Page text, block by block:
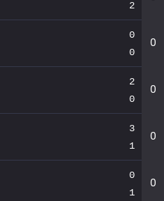
2
0
0
0
2
0
0
3
1
0
0
1
0